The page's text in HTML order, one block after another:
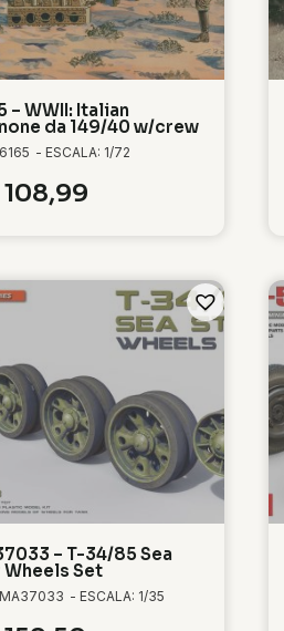
– WWII: Italian
da 149/40 w/crew
- ESCALA: 1/72
108,99
– T-34/85 Sea
Wheels Set
- ESCALA: 1/35